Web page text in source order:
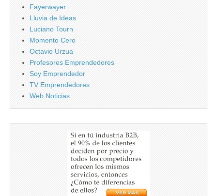
Fayerwayer
Lluvia de Ideas
Luciano Tourn
Momento Cero
Octavio Urzua
Profesores Emprendedores
Soy Emprendedor
TV Emprendedores
Web Noticias